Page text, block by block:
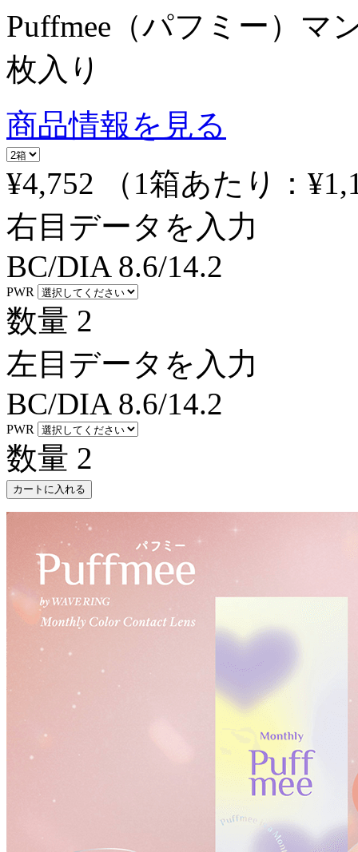
Puffmee（パフミー）マ
枚入り
商品情報を見る
¥4,752
（1箱あたり：
右目データを入力
BC/DIA 8.6/14.2
PWR
数量 2
左目データを入力
BC/DIA 8.6/14.2
PWR
数量 2
カートに入れる